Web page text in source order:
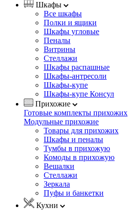
Шкафы
Все шкафы
Полки и ящики
Шкафы угловые
Пеналы
Витрины
Стеллажи
Шкафы распашные
Шкафы-антресоли
Шкафы-купе
Шкафы-купе Консул
Прихожие
Готовые комплекты прихожих
Модульные прихожие
Товары для прихожих
Шкафы и пеналы
Тумбы в прихожую
Комоды в прихожую
Вешалки
Стеллажи
Зеркала
Пуфы и банкетки
Кухни